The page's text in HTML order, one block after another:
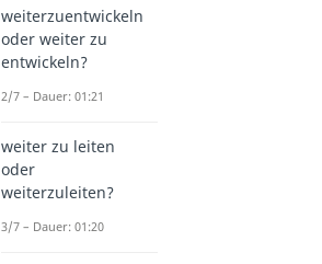
weiterzuentwickeln
oder weiter zu
entwickeln?
2/7 – Dauer: 01:21
weiter zu leiten
oder
weiterzuleiten?
3/7 – Dauer: 01:20